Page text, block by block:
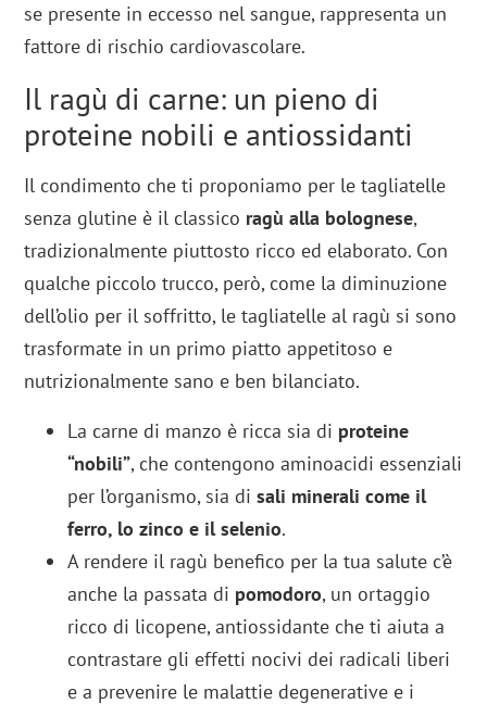
se presente in eccesso nel sangue, rappresenta un
fattore di rischio cardiovascolare.
Il ragù di carne: un pieno di
proteine nobili e antiossidanti
Il condimento che ti proponiamo per le tagliatelle
senza glutine è il classico ragù alla bolognese,
tradizionalmente piuttosto ricco ed elaborato. Con
qualche piccolo trucco, però, come la diminuzione
dell’olio per il soffritto, le tagliatelle al ragù si sono
trasformate in un primo piatto appetitoso e
nutrizionalmente sano e ben bilanciato.
La carne di manzo è ricca sia di proteine
“nobili”, che contengono aminoacidi essenziali
per l’organismo, sia disali minerali come il
ferro, lo zinco e il selenio.
A rendere il ragù benefico per la tua salute c’è
anche la passata di pomodoro, un ortaggio
ricco di licopene, antiossidante che ti aiuta a
contrastare gli effetti nocivi dei radicali liberi
e a prevenire le malattie degenerative e i